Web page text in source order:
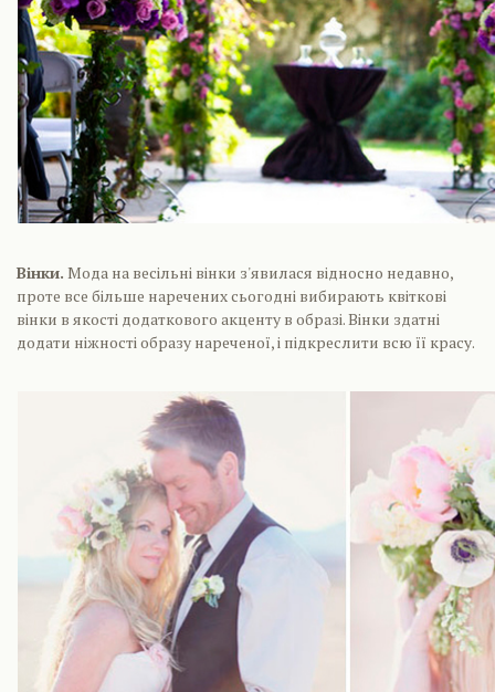
Вінки. Мода на весільні вінки з'явилася відносно недавно,
проте все більше наречених сьогодні вибирають квіткові
вінки в якості додаткового акценту в образі. Вінки здатні
додати ніжності образу нареченої, і підкреслити всю її красу.